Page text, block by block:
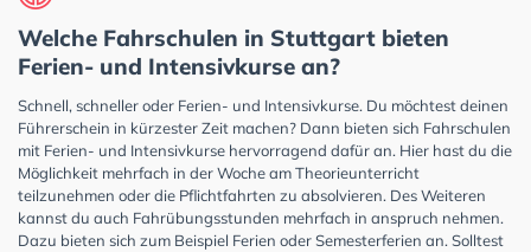
Welche Fahrschulen in Stuttgart bieten
Ferien- und Intensivkurse an?
Schnell, schneller oder Ferien- und Intensivkurse. Du möchtest deinen
Führerschein in kürzester Zeit machen? Dann bieten sich Fahrschulen
mit Ferien- und Intensivkurse hervorragend dafür an. Hier hast du die
Möglichkeit mehrfach in der Woche am Theorieunterricht
teilzunehmen oder die Pflichtfahrten zu absolvieren. Des Weiteren
kannst du auch Fahrübungsstunden mehrfach in anspruch nehmen.
Dazu bieten sich zum Beispiel Ferien oder Semesterferien an. Solltest